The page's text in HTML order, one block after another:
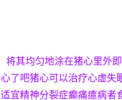
将其均匀地涂在猪心里外
了吧猪心可以治疗心虚
宜精神分裂症癫痛癔病者